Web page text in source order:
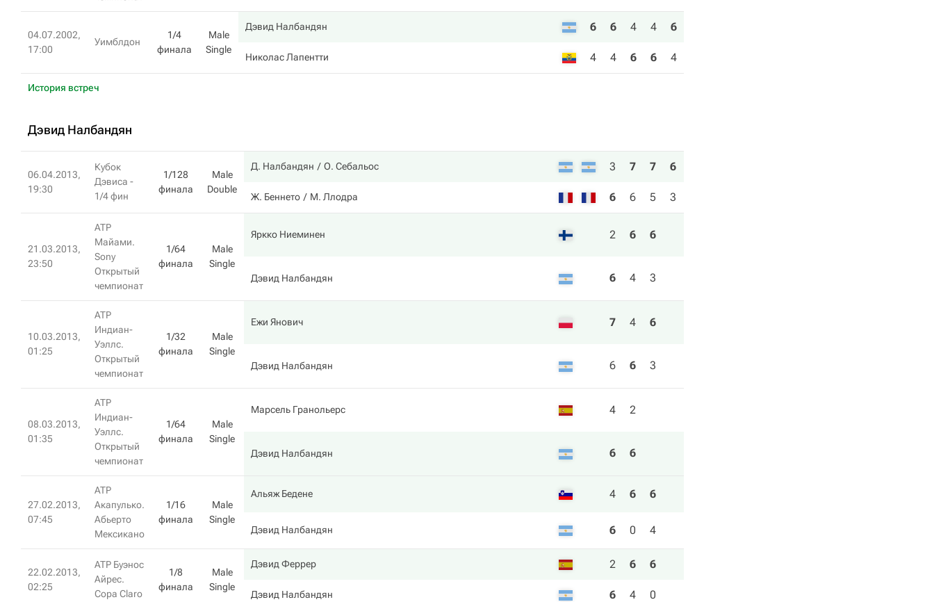
04.07.2002,
17:00
Уимблдон
1/4
финала
Male
Single
Дэвид Налбандян 6 6 4 4 6
Николас Лапентти 4 4 6 6 4
История встреч
Дэвид Налбандян
06.04.2013,
19:30
Кубок
Дэвиса -
1/4 фин
1/128
финала
Male
Double
Д. Налбандян О. Себальос 3 7 7 6
Ж. Беннето М. Ллодра 6 6 5 3
21.03.2013,
23:50
ATP
Майами.
Sony
Открытый
чемпионат
1/64
финала
Male
Single
Яркко Ниеминен 2 6 6
Дэвид Налбандян 6 4 3
10.03.2013,
01:25
ATP
Индиан-
Уэллс.
Открытый
чемпионат
1/32
финала
Male
Single
Ежи Янович 7 4 6
Дэвид Налбандян 6 6 3
08.03.2013,
01:35
ATP
Индиан-
Уэллс.
Открытый
чемпионат
1/64
финала
Male
Single
Марсель Гранольерс 4 2
Дэвид Налбандян 6 6
27.02.2013,
07:45
ATP
Акапулько.
Абьерто
Мексикано
1/16
финала
Male
Single
Альяж Бедене 4 6 6
Дэвид Налбандян 6 0 4
22.02.2013,
02:25
ATP Буэнос
Айрес.
Copa Claro
1/8
финала
Male
Single
Дэвид Феррер 2 6 6
Дэвид Налбандян 6 4 0